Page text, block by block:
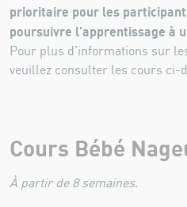
prioritaire pour les
poursuivre l'apprentissage à
Pour plus d'informations sur
veuillez consulter les cours ci-
Cours Bébé
À partir de 8 semaines.